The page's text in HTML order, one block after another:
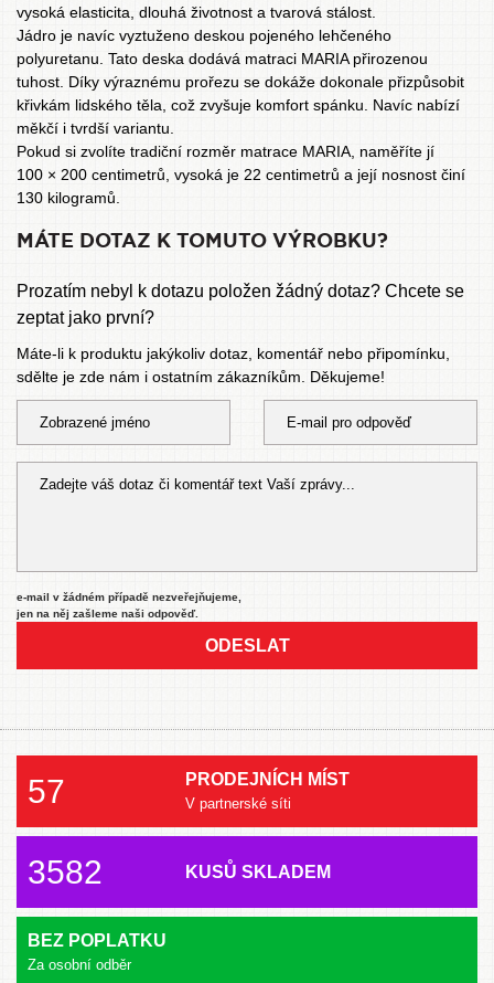
vysoká elasticita, dlouhá životnost a tvarová stálost.
Jádro je navíc vyztuženo deskou pojeného lehčeného
polyuretanu. Tato deska dodává matraci MARIA přirozenou
tuhost. Díky výraznému prořezu se dokáže dokonale přizpůsobit
křivkám lidského těla, což zvyšuje komfort spánku. Navíc nabízí
měkčí i tvrdší variantu.
Pokud si zvolíte tradiční rozměr matrace MARIA, naměříte jí
100 × 200 centimetrů, vysoká je 22 centimetrů a její nosnost činí
130 kilogramů.
MÁTE DOTAZ K TOMUTO VÝROBKU?
Prozatím nebyl k dotazu položen žádný dotaz? Chcete se
zeptat jako první?
Máte-li k produktu jakýkoliv dotaz, komentář nebo připomínku,
sdělte je zde nám i ostatním zákazníkům. Děkujeme!
e-mail v žádném případě nezveřejňujeme,
jen na něj zašleme naši odpověď.
ODESLAT
57 PRODEJNÍCH MÍST
V partnerské síti
3582 KUSŮ SKLADEM
BEZ POPLATKU
Za osobní odběr